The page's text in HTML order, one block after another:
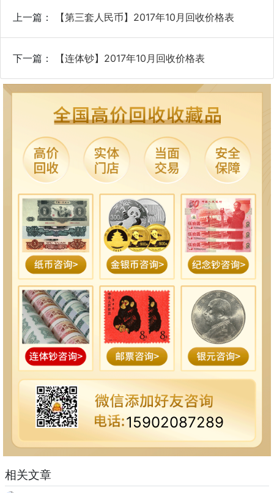
上一篇： 【第三套人民币】2017年10月回收价格表
下一篇： 【连体钞】2017年10月回收价格表
15902087289
相关文章